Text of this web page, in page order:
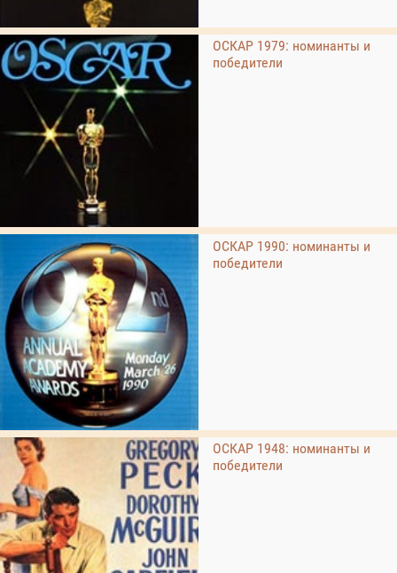
ОСКАР 1979: номинанты и
победители
ОСКАР 1990: номинанты и
победители
ОСКАР 1948: номинанты и
победители